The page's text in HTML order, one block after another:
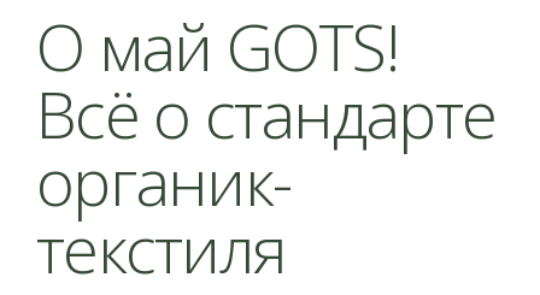
О май GOTS!
Всё о стандарте
органик-
текстиля